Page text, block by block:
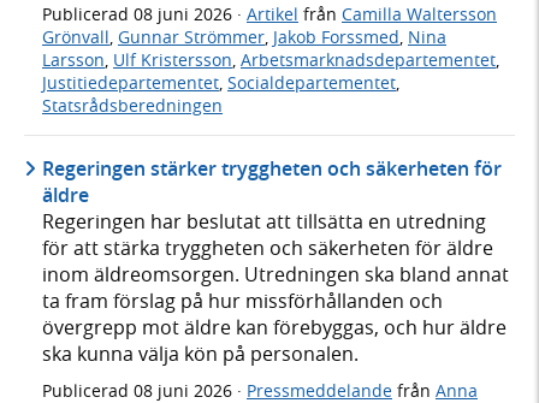
Publicerad 08 juni 2026 · Artikel från Camilla Waltersson
Grönvall, Gunnar Strömmer, Jakob Forssmed, Nina
Larsson, Ulf Kristersson, Arbetsmarknadsdepartementet,
Justitiedepartementet, Socialdepartementet,
Statsrådsberedningen
Regeringen stärker tryggheten och säkerheten för
äldre
Regeringen har beslutat att tillsätta en utredning
för att stärka tryggheten och säkerheten för äldre
inom äldreomsorgen. Utredningen ska bland annat
ta fram förslag på hur missförhållanden och
övergrepp mot äldre kan förebyggas, och hur äldre
ska kunna välja kön på personalen.
Publicerad 08 juni 2026 · Pressmeddelande från Anna